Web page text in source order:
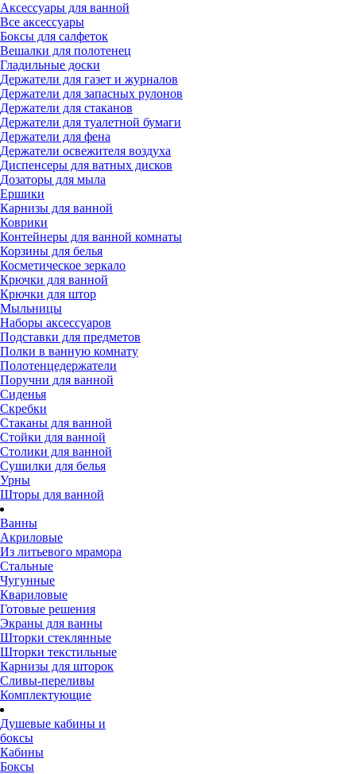
Аксессуары для ванной
Все аксессуары
Боксы для салфеток
Вешалки для полотенец
Гладильные доски
Держатели для газет и журналов
Держатели для запасных рулонов
Держатели для стаканов
Держатели для туалетной бумаги
Держатели для фена
Держатели освежителя воздуха
Диспенсеры для ватных дисков
Дозаторы для мыла
Ершики
Карнизы для ванной
Коврики
Контейнеры для ванной комнаты
Корзины для белья
Косметическое зеркало
Крючки для ванной
Крючки для штор
Мыльницы
Наборы аксессуаров
Подставки для предметов
Полки в ванную комнату
Полотенцедержатели
Поручни для ванной
Сиденья
Скребки
Стаканы для ванной
Стойки для ванной
Столики для ванной
Сушилки для белья
Урны
Шторы для ванной
Ванны
Акриловые
Из литьевого мрамора
Стальные
Чугунные
Квариловые
Готовые решения
Экраны для ванны
Шторки стеклянные
Шторки текстильные
Карнизы для шторок
Сливы-переливы
Комплектующие
Душевые кабины и
боксы
Кабины
Боксы